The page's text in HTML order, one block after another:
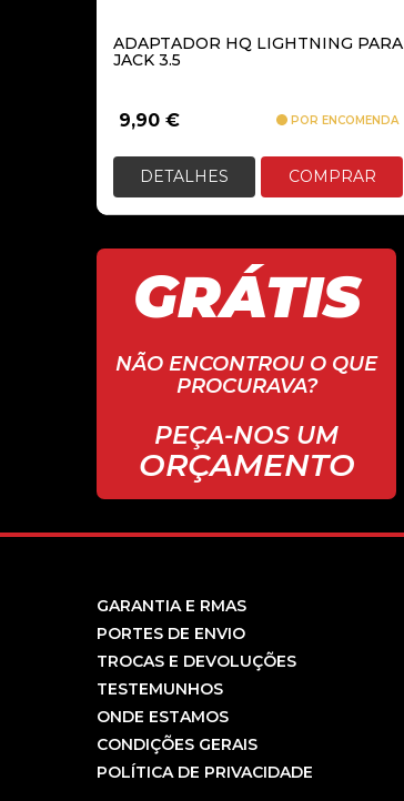
ADAPTADOR HQ LIGHTNING PARA
JACK 3.5
9,90 € POR ENCOMENDA
DETALHES COMPRAR
GRÁTIS
NÃO ENCONTROU O QUE
PROCURAVA?
PEÇA-NOS UM
ORÇAMENTO
GARANTIA E RMAS
PORTES DE ENVIO
TROCAS E DEVOLUÇÕES
TESTEMUNHOS
ONDE ESTAMOS
CONDIÇÕES GERAIS
POLÍTICA DE PRIVACIDADE